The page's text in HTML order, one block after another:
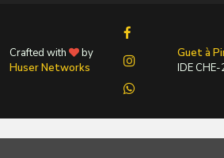
Crafted with
by
Huser Networks
Guet à
IDE